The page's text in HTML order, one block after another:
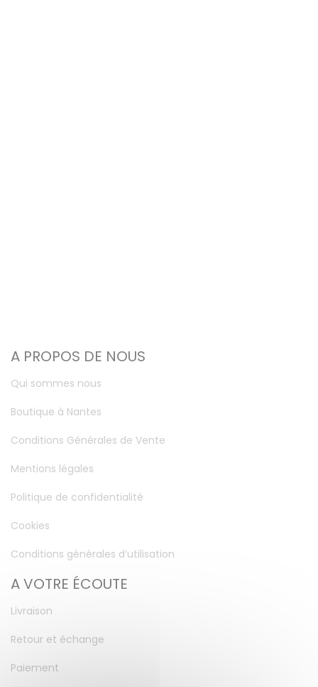
A PROPOS DE NOUS
Qui sommes nous
Boutique à Nantes
Conditions Générales de Vente
Mentions légales
Politique de confidentialité
Cookies
Conditions générales d’utilisation
A VOTRE ÉCOUTE
Livraison
Retour et échange
Paiement